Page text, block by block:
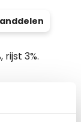
rijst 3%.